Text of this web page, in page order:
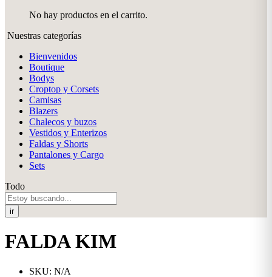
No hay productos en el carrito.
Nuestras categorías
Bienvenidos
Boutique
Bodys
Croptop y Corsets
Camisas
Blazers
Chalecos y buzos
Vestidos y Enterizos
Faldas y Shorts
Pantalones y Cargo
Sets
Todo
ir
FALDA KIM
SKU: N/A